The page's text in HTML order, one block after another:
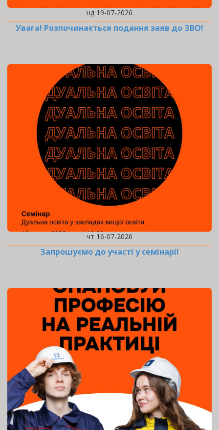
нд 19-07-2026
Увага! Розпочинається подання заяв до ЗВО!
чт 16-07-2026
Запрошуємо до участі у семінарі!